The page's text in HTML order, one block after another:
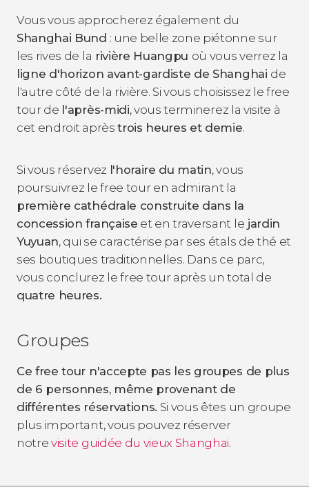
Vous vous approcherez également du
Shanghai Bund : une belle zone piétonne sur
les rives de la rivière Huangpu où vous verrez la
ligne d'horizon avant-gardiste de Shanghai de
l'autre côté de la rivière. Si vous choisissez le free
tour de l'après-midi, vous terminerez la visite à
cet endroit aprèstrois heures et demie.
Si vous réservez l'horaire du matin, vous
poursuivrez le free tour en admirant la
première cathédrale construite dans la
concession française et en traversant le jardin
Yuyuan, qui se caractérise par ses étals de thé et
ses boutiques traditionnelles. Dans ce parc,
vous conclurez le free tour après un total de
quatre heures.
Groupes
Ce free tour n'accepte pas les groupes de plus
de 6 personnes, même provenant de
différentes réservations. Si vous êtes un groupe
plus important, vous pouvez réserver
notrevisite guidée du vieux Shanghai.